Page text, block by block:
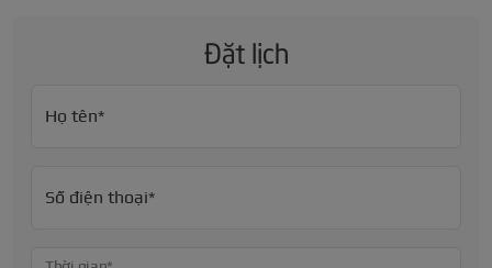
Đặt lịch
Họ tên*
Số điện thoại*